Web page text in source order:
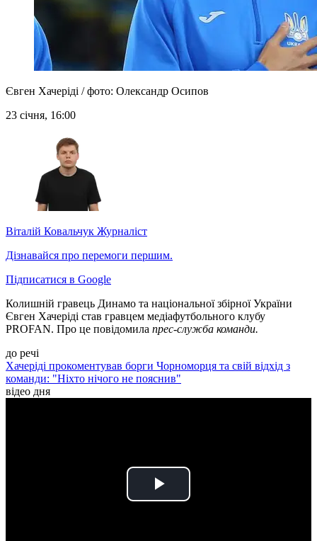
Євген Хачеріді / фото: Олександр Осипов
23 січня, 16:00
Віталій Ковальчук Журналіст
Дізнавайся про перемоги першим.
Підписатися в Google
Колишній гравець Динамо та національної збірної України
Євген Хачеріді став гравцем медіафутбольного клубу
PROFAN. Про це повідомила прес-служба команди.
до речі
Хачеріді прокоментував борги Чорноморця та свій відхід з
команди: "Ніхто нічого не пояснив"
відео дня
Play